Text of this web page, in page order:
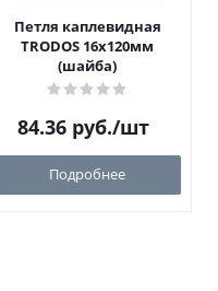
Петля каплевидная
TRODOS 16х120мм
(шайба)
84.36 руб./шт
Подробнее